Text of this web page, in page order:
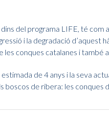
del programa LIFE, té com
i la degradació d’aquest
les conques catalanes i també
de 4 anys i la seva
de ribera: les conques